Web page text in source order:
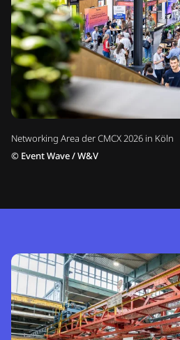
Networking Area der CMCX 2026 in Köln
© Event Wave / W&V